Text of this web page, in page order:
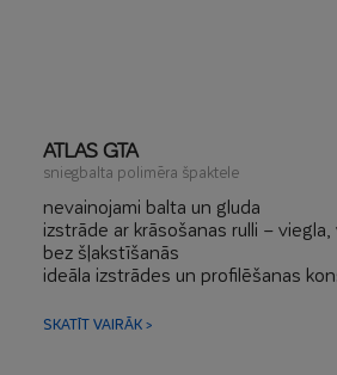
ATLAS GTA
sniegbalta polimēra špaktele
nevainojami balta un gluda
izstrāde ar krāsošanas rulli –
bez šļakstīšanās
ideāla izstrādes un profilēšanas
manuālai un mehāniskai slīpēšanai
SKATĪT VAIRĀK >